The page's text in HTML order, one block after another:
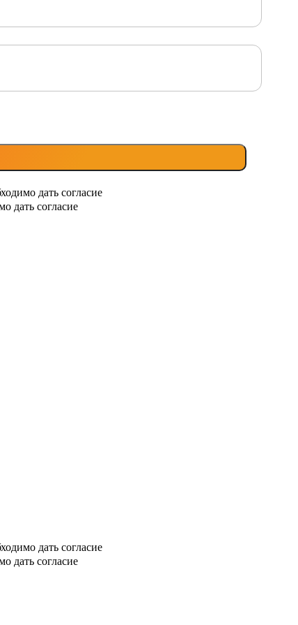
дать согласие
дать согласие
дать согласие
дать согласие